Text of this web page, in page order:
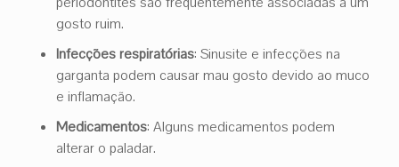
gosto ruim.
Infecções respiratórias: Sinusite e infecções na
garganta podem causar mau gosto devido ao muco
e inflamação.
Medicamentos: Alguns medicamentos podem
alterar o paladar.